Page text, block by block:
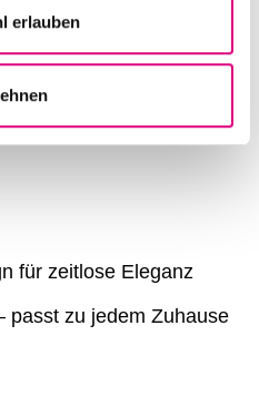
erlauben
K55
für zeitlose Eleganz
passt zu jedem Zuhause